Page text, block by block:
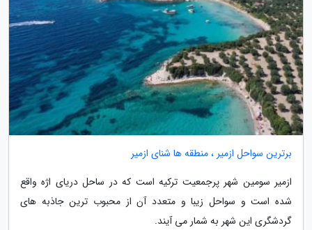
برترین سواحل ازمیر ، منطقه ها شنای ازمیر
ازمیر سومین شهر پرجمعیت ترکیه است که در ساحل دریای اژه واقع
شده است و سواحل زیبا و متعدد آن از محبوب ترین جاذبه های
گردشگری این شهر به شمار می آیند.